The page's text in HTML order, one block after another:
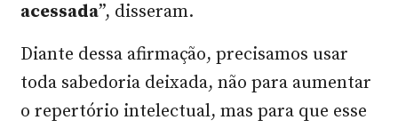
acessada”, disseram.
Diante dessa afirmação, precisamos usar
toda sabedoria deixada, não para aumentar
o repertório intelectual, mas para que esse